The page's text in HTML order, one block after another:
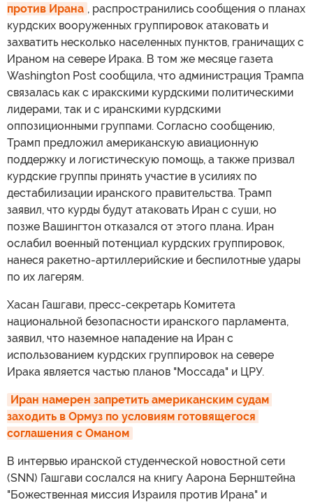
против Ирана , распространились сообщения о планах
курдских вооруженных группировок атаковать и
захватить несколько населенных пунктов, граничащих с
Ираном на севере Ирака. В том же месяце газета
Washington Post сообщила, что администрация Трампа
связалась как с иракскими курдскими политическими
лидерами, так и с иранскими курдскими
оппозиционными группами. Согласно сообщению,
Трамп предложил американскую авиационную
поддержку и логистическую помощь, а также призвал
курдские группы принять участие в усилиях по
дестабилизации иранского правительства. Трамп
заявил, что курды будут атаковать Иран с суши, но
позже Вашингтон отказался от этого плана. Иран
ослабил военный потенциал курдских группировок,
нанеся ракетно-артиллерийские и беспилотные удары
по их лагерям.
Хасан Гашгави, пресс-секретарь Комитета
национальной безопасности иранского парламента,
заявил, что наземное нападение на Иран с
использованием курдских группировок на севере
Ирака является частью планов "Моссада" и ЦРУ.
Иран намерен запретить американским судам
заходить в Ормуз по условиям готовящегося
соглашения с Оманом
В интервью иранской студенческой новостной сети
(SNN) Гашгави сослался на книгу Аарона Бернштейна
"Божественная миссия Израиля против Ирана" и